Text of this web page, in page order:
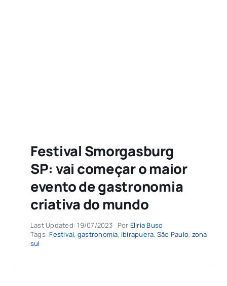
Festival Smorgasburg
SP: vai começar o maior
evento de gastronomia
criativa do mundo
Last Updated: 19/07/2023 Por Eliria Buso
Tags:Festival, gastronomia, Ibirapuera, São Paulo, zona
sul